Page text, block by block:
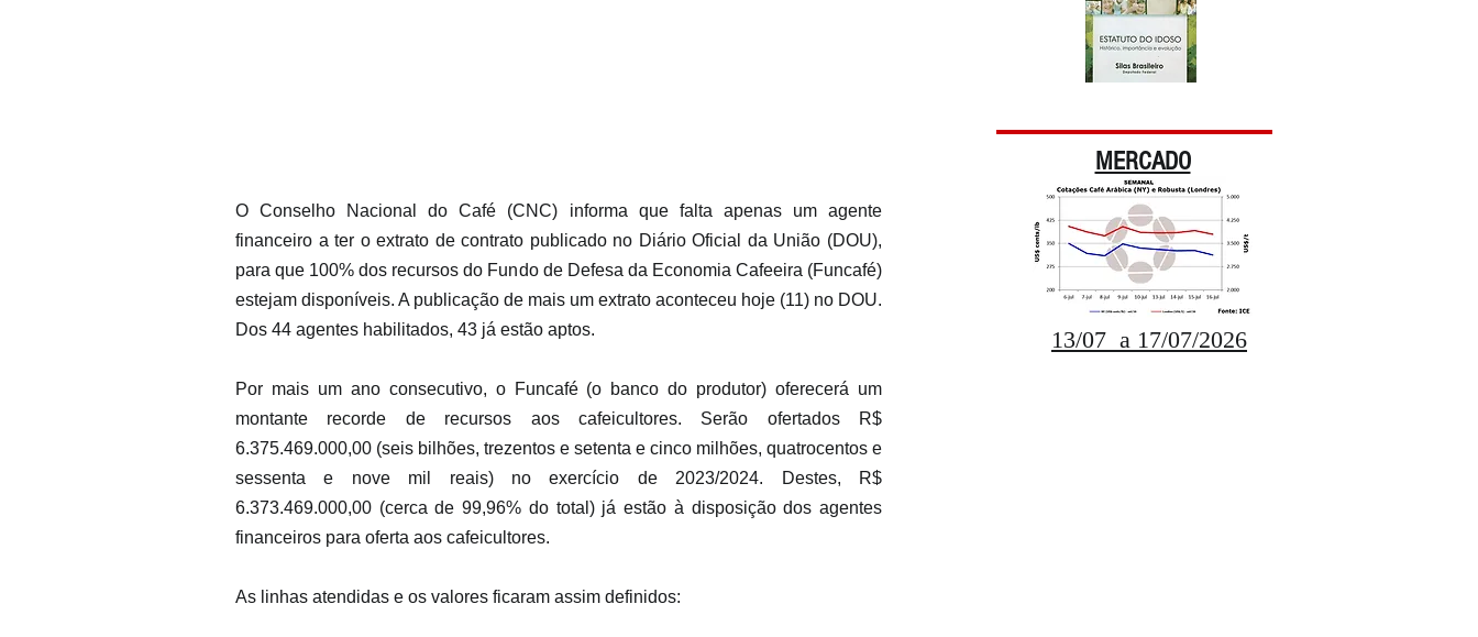
O Conselho Nacional do Café (CNC) informa que falta apenas um agente
financeiro a ter o extrato de contrato publicado no Diário Oficial da União (DOU),
para que 100% dos recursos do Fundo de Defesa da Economia Cafeeira (Funcafé)
estejam disponíveis. A publicação de mais um extrato aconteceu hoje (11) no DOU.
Dos 44 agentes habilitados, 43 já estão aptos.
Por mais um ano consecutivo, o Funcafé (o banco do produtor) oferecerá um
montante recorde de recursos aos cafeicultores. Serão ofertados R$
6.375.469.000,00 (seis bilhões, trezentos e setenta e cinco milhões, quatrocentos e
sessenta e nove mil reais) no exercício de 2023/2024. Destes, R$
6.373.469.000,00 (cerca de 99,96% do total) já estão à disposição dos agentes
financeiros para oferta aos cafeicultores.
As linhas atendidas e os valores ficaram assim definidos:
MERCADO
13/07 a 17/07/2026